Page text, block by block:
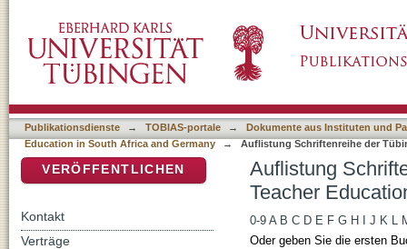
Africa and Germany nach Autor
Publikationsdienste → TOBIAS-portale →
Dokumente aus Instituten und
Education in South Africa and Germany
→ Auflistung Schriftenreihe der
Auflistung
Teacher
0-9 A B C D E F G H J K L
Oder geben Sie die ersten
VERÖFFENTLICHEN
Kontakt
Verträge